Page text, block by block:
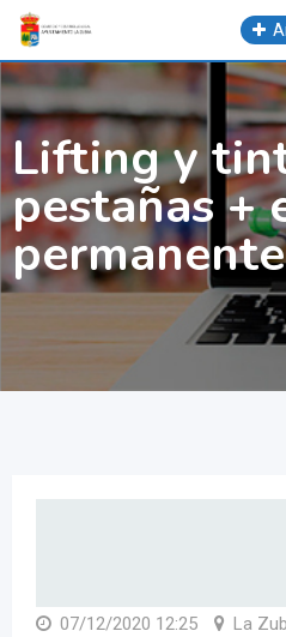
Skip
content
Lifting y
pestañas +
permanente
07/12/2020 12:25 La